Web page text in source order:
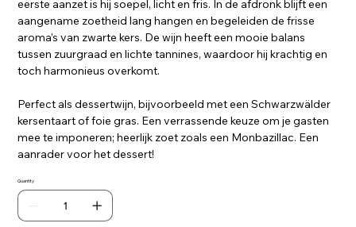
eerste aanzet is hij soepel, licht en fris. In de afdronk blijft een
aangename zoetheid lang hangen en begeleiden de frisse
aroma’s van zwarte kers. De wijn heeft een mooie balans
tussen zuurgraad en lichte tannines, waardoor hij krachtig en
toch harmonieus overkomt.
Perfect als dessertwijn, bijvoorbeeld met een Schwarzwälder
kersentaart of foie gras. Een verrassende keuze om je gasten
mee te imponeren; heerlijk zoet zoals een Monbazillac. Een
aanrader voor het dessert!
Quantity